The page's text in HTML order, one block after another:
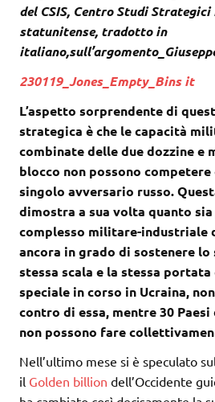
del CSIS, Centro Studi
statunitense, tradotto in
230119_Jones_Empty_Bins it
L’aspetto sorprendente di
strategica è che le capacità
combinate delle due dozzine e
blocco non possono
singolo avversario russo.
dimostra a sua volta quanto
complesso militare-industriale
ancora in grado di sostenere
stessa scala e la stessa portata
speciale in corso in Ucraina,
contro di essa, mentre 30
non possono fare
Nell’ultimo mese si è speculato
il Golden billion dell’Occidente